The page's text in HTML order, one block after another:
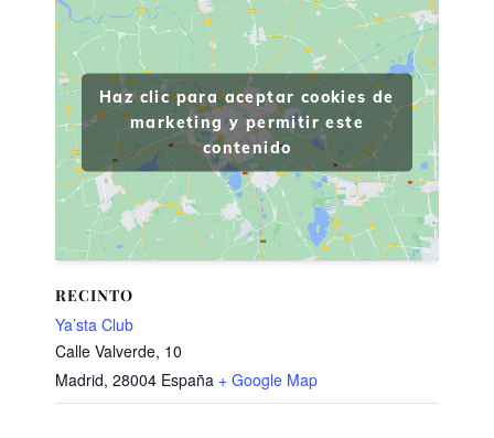
RECINTO
Ya’sta Club
Calle Valverde, 10
Madrid, 28004 España + Google Map
Haz clic para aceptar cookies de
marketing y permitir este
contenido